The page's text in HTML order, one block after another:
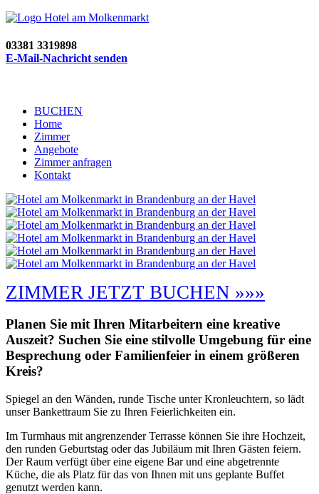
03381 3319898
E-Mail-Nachricht senden
BUCHEN
Home
Zimmer
Angebote
Zimmer anfragen
Kontakt
ZIMMER JETZT BUCHEN »»»
Planen Sie mit Ihren Mitarbeitern eine kreative
Auszeit? Suchen Sie eine stilvolle Umgebung für eine
Besprechung oder Familienfeier in einem größeren
Kreis?
Spiegel an den Wänden, runde Tische unter Kronleuchtern, so lädt
unser Bankettraum Sie zu Ihren Feierlichkeiten ein.
Im Turmhaus mit angrenzender Terrasse können Sie ihre Hochzeit,
den runden Geburtstag oder das Jubiläum mit Ihren Gästen feiern.
Der Raum verfügt über eine eigene Bar und eine abgetrennte
Küche, die als Platz für das von Ihnen mit uns geplante Buffet
genutzt werden kann.